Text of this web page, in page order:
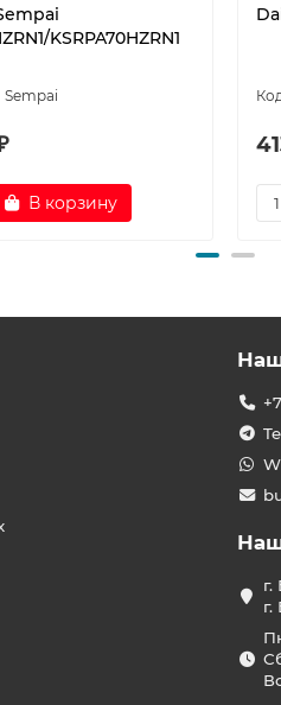
KSRPA70HZRN1
Sempai
В корзину